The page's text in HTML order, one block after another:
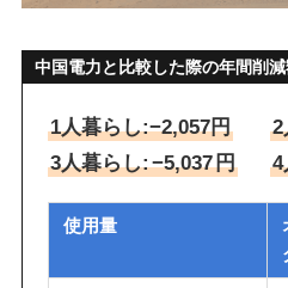
中国電力と比較した際の年間削
1人暮らし:−2,057円 2
3人暮らし:−5,037円 4
使用量